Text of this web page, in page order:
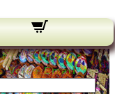
Nos bulletins:
Votre Email: